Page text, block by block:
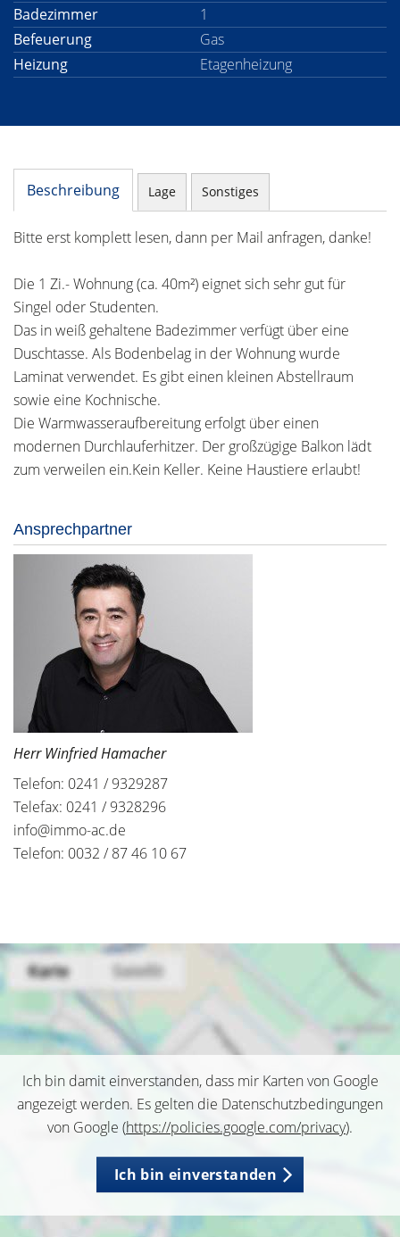
Badezimmer
1
Befeuerung
Gas
Heizung
Etagenheizung
Beschreibung Lage Sonstiges
Bitte erst komplett lesen, dann per Mail anfragen, danke!
Die 1 Zi.- Wohnung (ca. 40m²) eignet sich sehr gut für
Singel oder Studenten.
Das in weiß gehaltene Badezimmer verfügt über eine
Duschtasse. Als Bodenbelag in der Wohnung wurde
Laminat verwendet. Es gibt einen kleinen Abstellraum
sowie eine Kochnische.
Die Warmwasseraufbereitung erfolgt über einen
modernen Durchlauferhitzer. Der großzügige Balkon lädt
zum verweilen ein.Kein Keller. Keine Haustiere erlaubt!
Ansprechpartner
Herr Winfried Hamacher
Telefon: 0241 / 9329287
Telefax: 0241 / 9328296
info@immo-ac.de
Telefon: 0032 / 87 46 10 67
Ich bin damit einverstanden, dass mir Karten von Google
angezeigt werden. Es gelten die Datenschutzbedingungen
von Google (https://policies.google.com/privacy).
Ich bin einverstanden